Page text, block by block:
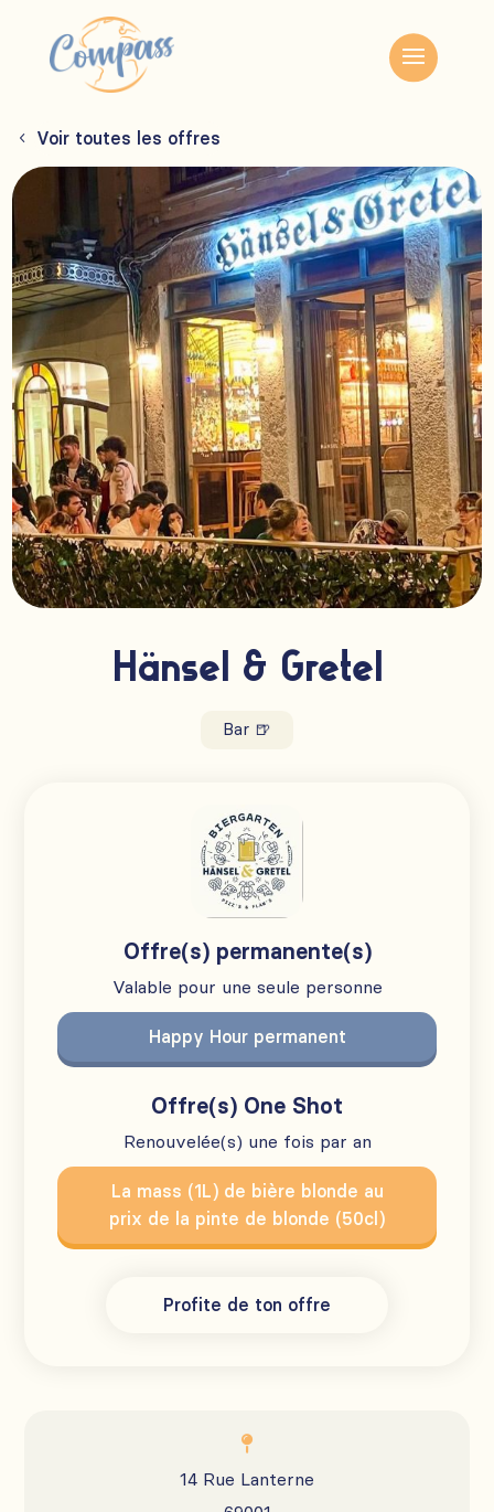
Voir toutes les offres
Hänsel & Gretel
Bar 🍺
Offre(s) permanente(s)
Valable pour une seule personne
Happy Hour permanent
Offre(s) One Shot
Renouvelée(s) une fois par an
La mass (1L) de bière blonde au
prix de la pinte de blonde (50cl)
Profite de ton offre

14 Rue Lanterne